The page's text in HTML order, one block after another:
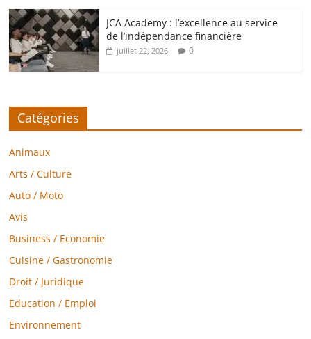
JCA Academy : l’excellence au service
de l’indépendance financière
juillet 22, 2026 0
Catégories
Animaux
Arts / Culture
Auto / Moto
Avis
Business / Economie
Cuisine / Gastronomie
Droit / Juridique
Education / Emploi
Environnement